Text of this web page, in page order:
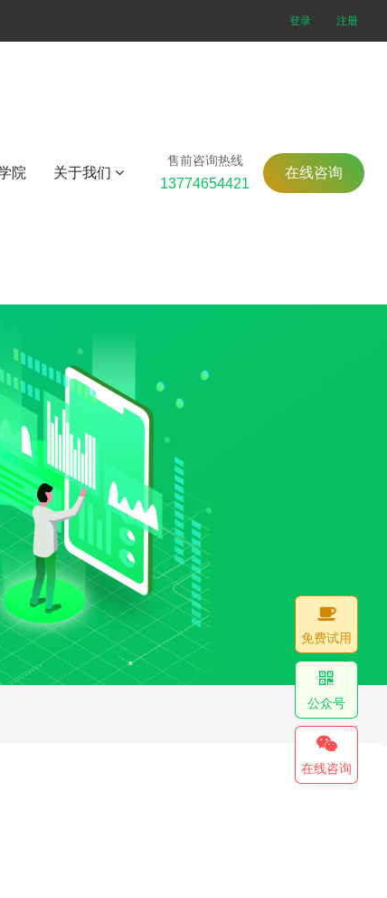
登录 注册
院 关于我们
售前咨询热线
13774654421
在线咨询
免费试用
公众号
在线咨询